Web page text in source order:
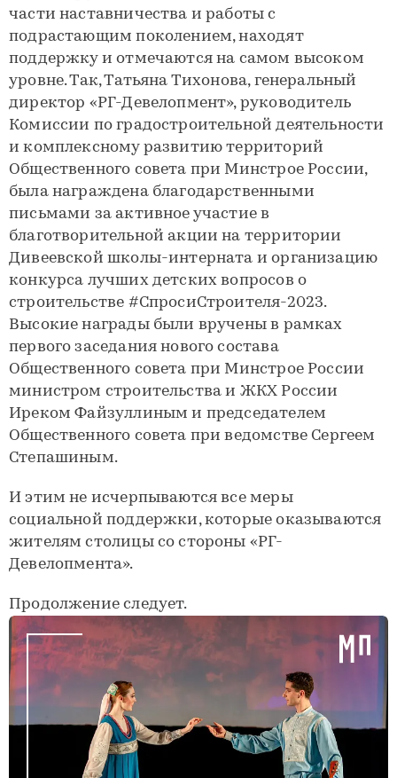
части наставничества и работы с
подрастающим поколением, находят
поддержку и отмечаются на самом высоком
уровне. Так, Татьяна Тихонова, генеральный
директор «РГ-Девелопмент», руководитель
Комиссии по градостроительной деятельности
и комплексному развитию территорий
Общественного совета при Минстрое России,
была награждена благодарственными
письмами за активное участие в
благотворительной акции на территории
Дивеевской школы-интерната и организацию
конкурса лучших детских вопросов о
строительстве #СпросиСтроителя-2023.
Высокие награды были вручены в рамках
первого заседания нового состава
Общественного совета при Минстрое России
министром строительства и ЖКХ России
Иреком Файзуллиным и председателем
Общественного совета при ведомстве Сергеем
Степашиным.
И этим не исчерпываются все меры
социальной поддержки, которые оказываются
жителям столицы со стороны «РГ-
Девелопмента».
Продолжение следует.